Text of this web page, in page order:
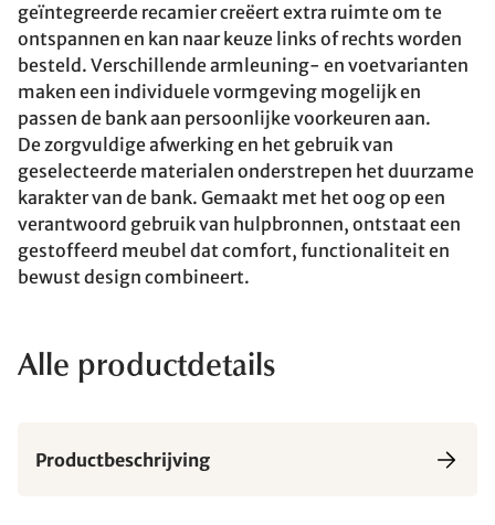
geïntegreerde recamier creëert extra ruimte om te
ontspannen en kan naar keuze links of rechts worden
besteld. Verschillende armleuning- en voetvarianten
maken een individuele vormgeving mogelijk en
passen de bank aan persoonlijke voorkeuren aan.
De zorgvuldige afwerking en het gebruik van
geselecteerde materialen onderstrepen het duurzame
karakter van de bank. Gemaakt met het oog op een
verantwoord gebruik van hulpbronnen, ontstaat een
gestoffeerd meubel dat comfort, functionaliteit en
bewust design combineert.
Alle productdetails
Productbeschrijving